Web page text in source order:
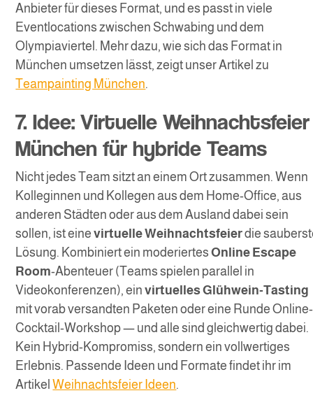
Anbieter für dieses Format, und es passt in viele
Eventlocations zwischen Schwabing und dem
Olympiaviertel. Mehr dazu, wie sich das Format in
München umsetzen lässt, zeigt unser Artikel zu
Teampainting München.
7. Idee: Virtuelle Weihnachtsfeier
München für hybride Teams
Nicht jedes Team sitzt an einem Ort zusammen. Wenn
Kolleginnen und Kollegen aus dem Home-Office, aus
anderen Städten oder aus dem Ausland dabei sein
sollen, ist einevirtuelle Weihnachtsfeierdie
Lösung. Kombiniert ein moderiertesOnline Escape
Room-Abenteuer (Teams spielen parallel in
Videokonferenzen), einvirtuelles Glühwein-Tasting
mit vorab versandten Paketen oder eine Runde Online-
Cocktail-Workshop — und alle sind gleichwertig dabei.
Kein Hybrid-Kompromiss, sondern ein vollwertiges
Erlebnis. Passende Ideen und Formate findet ihr im
ArtikelWeihnachtsfeier Ideen.